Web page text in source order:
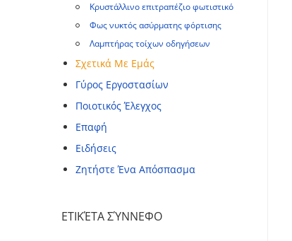
Κρυστάλλινο επιτραπέζιο φωτιστικό
Φως νυκτός ασύρματης φόρτισης
Λαμπτήρας τοίχων οδηγήσεων
Σχετικά Με Εμάς
Γύρος Εργοστασίων
Ποιοτικός Έλεγχος
Επαφή
Ειδήσεις
Ζητήστε Ένα Απόσπασμα
ΕΤΙΚΈΤΑ ΣΎΝΝΕΦΟ